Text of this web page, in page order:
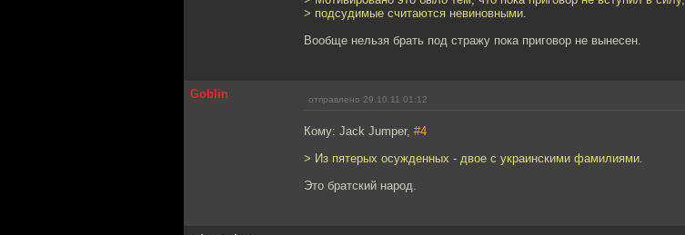
> подсудимые считаются невиновными.
Вообще нельзя брать под стражу пока приговор не вынесен.
Goblin отправлено 29.10.11 01:12
Кому: Jack Jumper, #4
> Из пятерых осужденных - двое с украинскими фамилиями.
Это братский народ.